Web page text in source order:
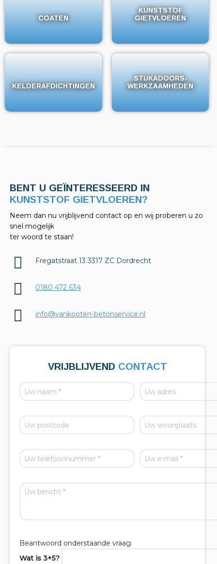
COATEN
COATEN
KUNSTSTOF
GIETVLOEREN
KUNSTSTOF
GIETVLOEREN
KELDERAFDICHTINGEN
KELDERAFDICHTINGEN
STUKADOORS-
WERKZAAMHEDEN
STUKADOORS-
WERKZAAMHEDEN
BENT U GEÏNTERESSEERD IN
KELDERAFDICHTINGEN?
Neem dan nu vrijblijvend contact op en wij proberen u zo
snel mogelijk
ter woord te staan!
Fregatstraat 13 3317 ZC Dordrecht
0180 472 634
info@vankooten-betonservice.nl
VRIJBLIJVEND CONTACT
Beantwoord onderstaande vraag:
Wat is 3+5?